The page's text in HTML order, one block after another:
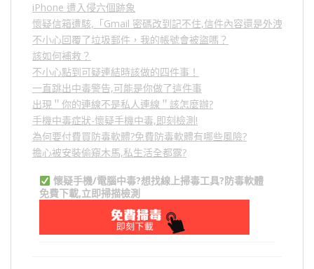
iPhone 遭入侵六個跡象
懷疑信箱遭駭,「Gmail 密碼改到記不住,信件內容還是外洩？」,
不小心回覆了垃圾郵件，我的帳號會被盜嗎？
該如何補救？
不小心點到可疑連結時該做的四件事！
一直跳出中毒警告,可能是你做了這件事
出現＂你的連線不是私人連線＂該怎麼辦?
手機中毒症狀-懷疑手機中毒,即刻檢測!
為何要付費買防毒軟體?免費防毒軟體有哪些風險?
擔心被安裝偷窺木馬,私生活全都露?
懷疑手機/電腦中毒?想找線上掃毒工具?防毒軟體
免費下載,立即掃描檢測